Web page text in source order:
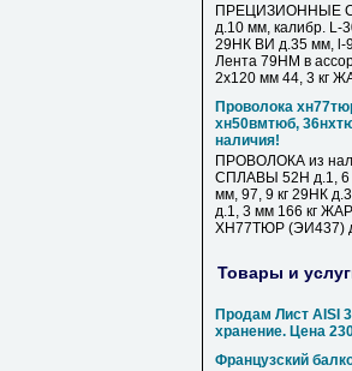
ПРЕЦИЗИОННЫЕ
д.10 мм, калибр. L-
29НК ВИ д.35 мм, l-
Лента 79НМ в
2х120 мм 44, 3 кг
Проволока
хн50вмтюб,
наличия!
ПРОВОЛОКА из
СПЛАВЫ 52Н д.1, 6
мм, 97, 9 кг 29НК
д.1, 3 мм 166 кг
ХН77ТЮР (ЭИ437)
Товары и
Продам Лист AISI
хранение. Цена
Французский